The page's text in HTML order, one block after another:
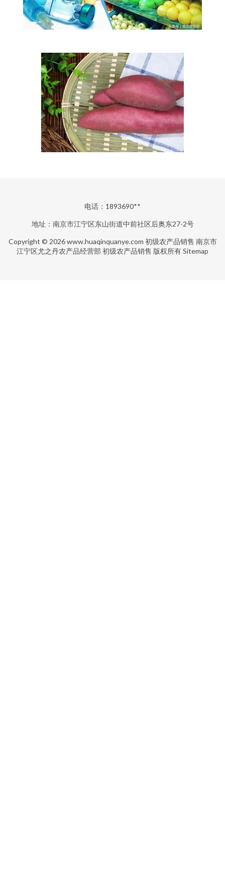
电话：1893690**
地址：南京市江宁区东山街道中前社区后奥东27-2号
Copyright © 2026www.huaqinquanye.com 初级农产品销售 南京市
江宁区尤之丹农产品经营部 初级农产品销售 版权所有Sitemap